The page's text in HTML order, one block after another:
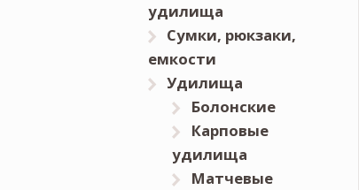
удилища
Сумки, рюкзаки,
емкости
Удилища
Болонские
Карповые
удилища
Матчевые